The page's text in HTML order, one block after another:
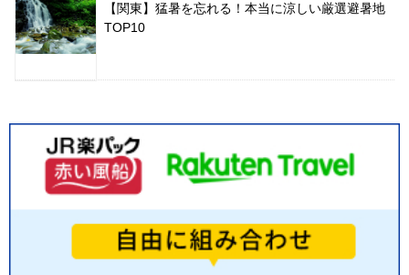
【関東】猛暑を忘れる！本当に涼しい厳選避暑地
TOP10